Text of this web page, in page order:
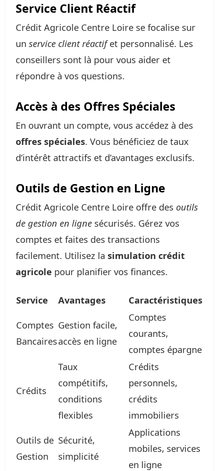
Service Client Réactif
Crédit Agricole Centre Loire se focalise sur
un service client réactifet personnalisé. Les
conseillers sont là pour vous aider et
répondre à vos questions.
Accès à des Offres Spéciales
En ouvrant un compte, vous accédez à des
offres spéciales. Vous bénéficiez de taux
d’intérêt attractifs et d’avantages exclusifs.
Outils de Gestion en Ligne
Crédit Agricole Centre Loire offre des outils
de gestion en ligne sécurisés. Gérez vos
comptes et faites des transactions
facilement. Utilisez la simulation crédit
agricole pour planifier vos finances.
Service Avantages Caractéristiques
Comptes
Bancaires
Gestion facile,
accès en ligne
Comptes
courants,
comptes épargne
Crédits
Taux
compétitifs,
conditions
flexibles
Crédits
personnels,
crédits
immobiliers
Outils de
Gestion
Sécurité,
simplicité
Applications
mobiles, services
en ligne